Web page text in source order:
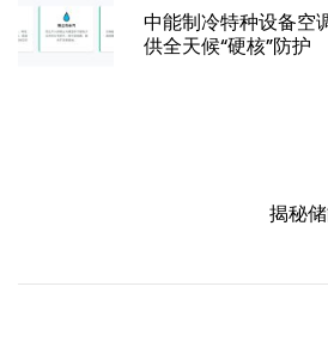
中能制冷特种设备空
供全天候“硬核”防护
揭秘